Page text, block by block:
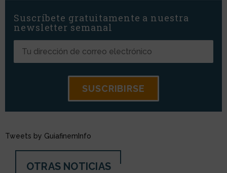
Suscríbete gratuitamente a nuestra
newsletter semanal
Tweets by GuiafinemInfo
OTRAS NOTICIAS